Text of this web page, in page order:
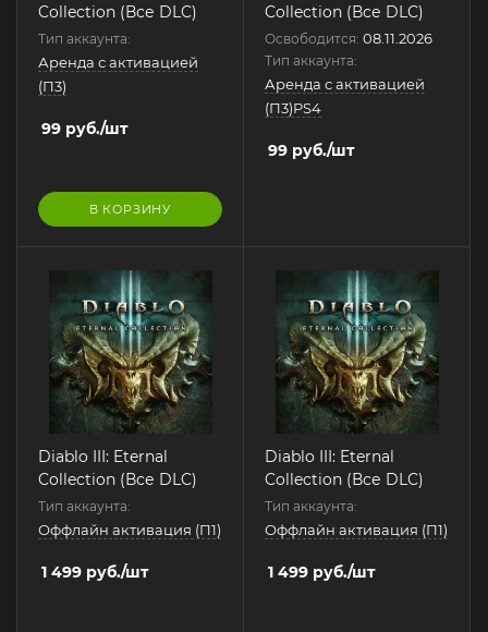
Collection (Все DLC)
Тип аккаунта:
Аренда с активацией
(П3)
99 руб./шт
В КОРЗИНУ
Collection (Все DLC)
Освободится: 08.11.2026
Тип аккаунта:
Аренда с активацией
(П3)PS4
99 руб./шт
Diablo III: Eternal
Collection (Все DLC)
Тип аккаунта:
Оффлайн активация (П1)
1 499 руб./шт
Diablo III: Eternal
Collection (Все DLC)
Тип аккаунта:
Оффлайн активация (П1)
1 499 руб./шт